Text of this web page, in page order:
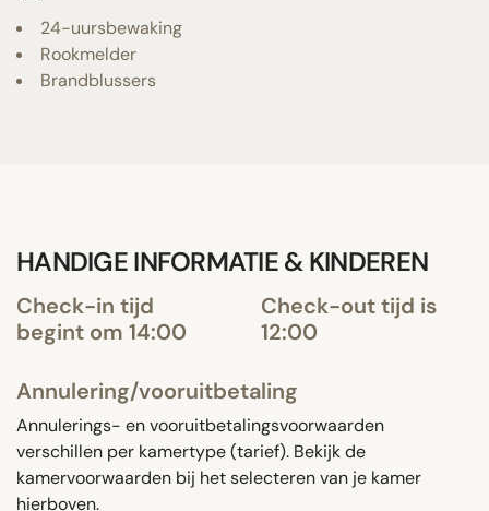
24-uursbewaking
Rookmelder
Brandblussers
HANDIGE INFORMATIE & KINDEREN
Check-in tijd
begint om 14:00
Check-out tijd is
12:00
Annulering/vooruitbetaling
Annulerings- en vooruitbetalingsvoorwaarden
verschillen per kamertype (tarief). Bekijk de
kamervoorwaarden bij het selecteren van je kamer
hierboven.